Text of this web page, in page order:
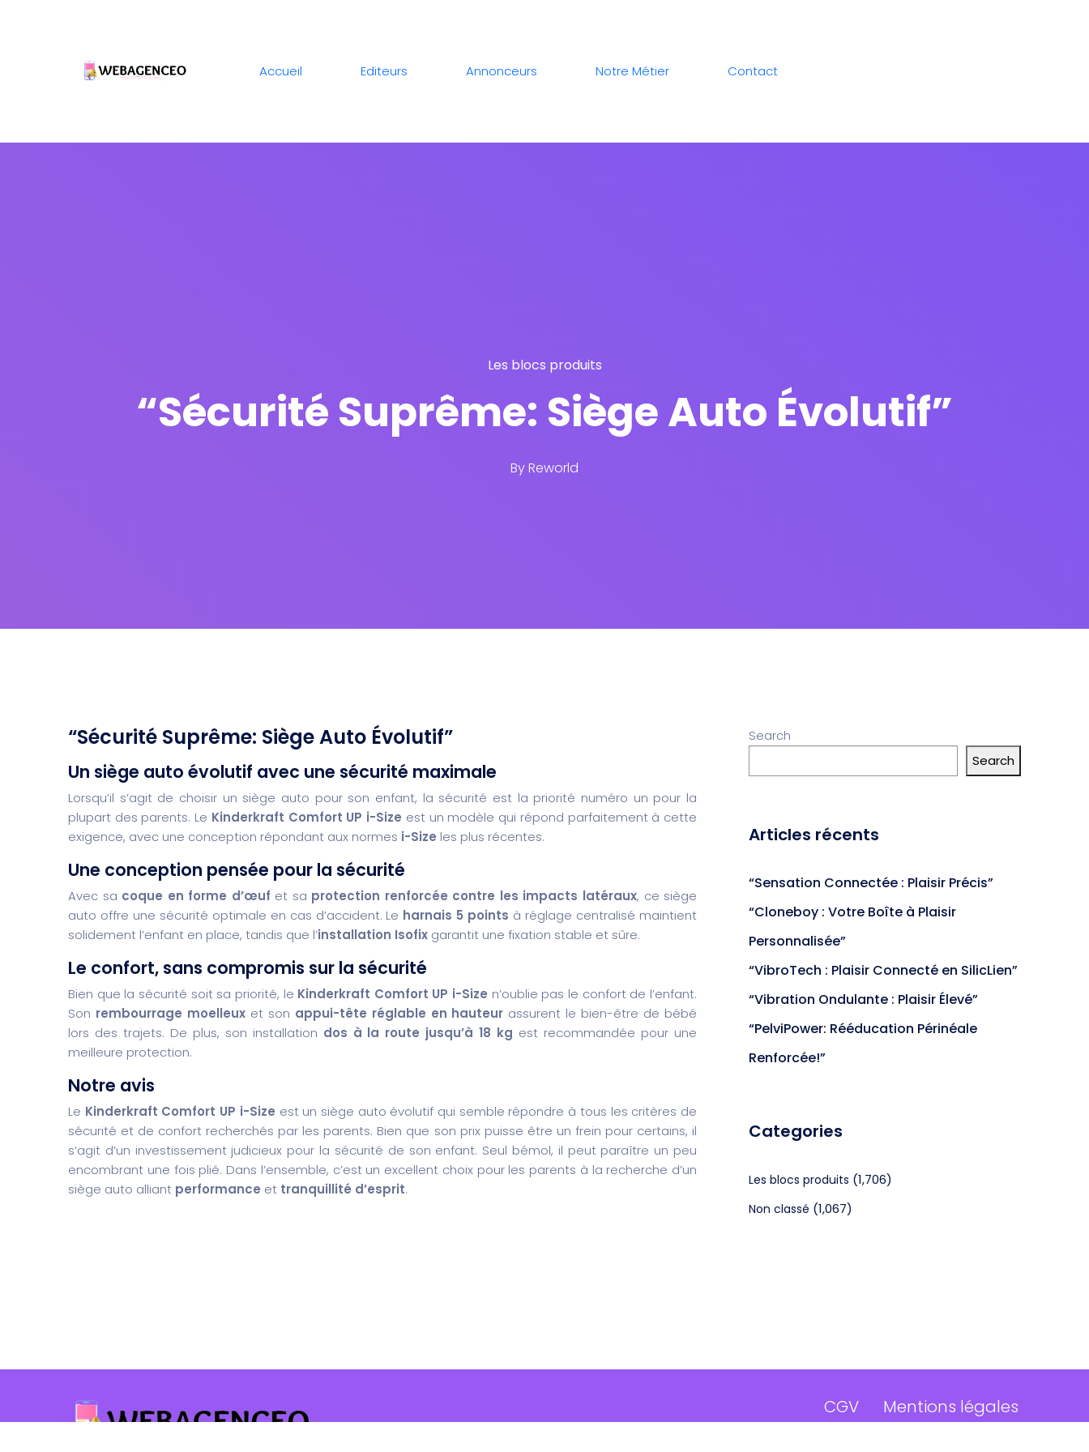
Accueil Editeurs Annonceurs Notre Métier Contact
Les blocs produits
“Sécurité Suprême: Siège Auto Évolutif”
ByReworld
“Sécurité Suprême: Siège Auto Évolutif”
Un siège auto évolutif avec une sécurité maximale
Lorsqu’il s’agit de choisir un siège auto pour son enfant, la sécurité est la priorité numéro un pour la
plupart des parents. Le Kinderkraft Comfort UP i-Size est un modèle qui répond parfaitement à cette
exigence, avec une conception répondant aux normes i-Size les plus récentes.
Une conception pensée pour la sécurité
Avec sa coque en forme d’œuf et sa protection renforcée contre les impacts latéraux, ce siège
auto offre une sécurité optimale en cas d’accident. Le harnais 5 points à réglage centralisé maintient
solidement l’enfant en place, tandis que l’installation Isofix garantit une fixation stable et sûre.
Le confort, sans compromis sur la sécurité
Bien que la sécurité soit sa priorité, le Kinderkraft Comfort UP i-Size n’oublie pas le confort de l’enfant.
Son rembourrage moelleuxet son appui-tête réglable en hauteur assurent le bien-être de bébé
lors des trajets. De plus, son installation dos à la route jusqu’à 18 kg est recommandée pour une
meilleure protection.
Notre avis
Le Kinderkraft Comfort UP i-Size est un siège auto évolutif qui semble répondre à tous les critères de
sécurité et de confort recherchés par les parents. Bien que son prix puisse être un frein pour certains, il
s’agit d’un investissement judicieux pour la sécurité de son enfant. Seul bémol, il peut paraître un peu
encombrant une fois plié. Dans l’ensemble, c’est un excellent choix pour les parents à la recherche d’un
siège auto alliant performance et tranquillité d’esprit.
Search
Search
Articles récents
“Sensation Connectée : Plaisir Précis”
“Cloneboy : Votre Boîte à Plaisir
Personnalisée”
“VibroTech : Plaisir Connecté en SilicLien”
“Vibration Ondulante : Plaisir Élevé”
“PelviPower: Rééducation Périnéale
Renforcée!”
Categories
Les blocs produits (1,706)
Non classé (1,067)
CGV Mentions légales